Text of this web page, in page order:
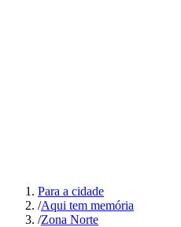
Para a cidade
/Aqui tem memória
/Zona Norte